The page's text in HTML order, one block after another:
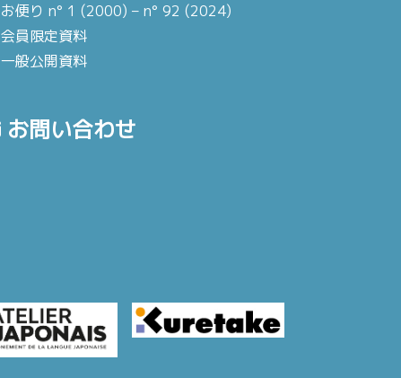
お便り n° 1 (2000) – n° 92 (2024)
会員限定資料
一般公開資料
お問い合わせ